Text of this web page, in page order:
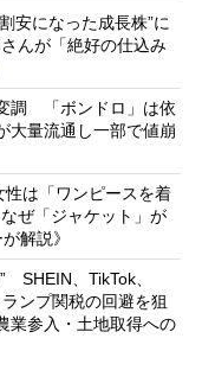
安になった成長株”に
んが「絶好の仕込み
調 「ボンドロ」は依
大量流通し一部で値崩
は「ワンピースを着
ぜ「ジャケット」が
解説》
SHEIN、TikTok、
ンプ関税の回避を狙
業参入・土地取得への